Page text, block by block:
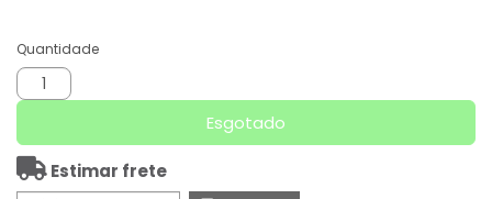
Quantidade
Esgotado
Estimar frete